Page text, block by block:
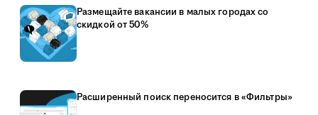
Размещайте вакансии в малых городах со
скидкой от 50%
Расширенный поиск переносится в «Фильтры»